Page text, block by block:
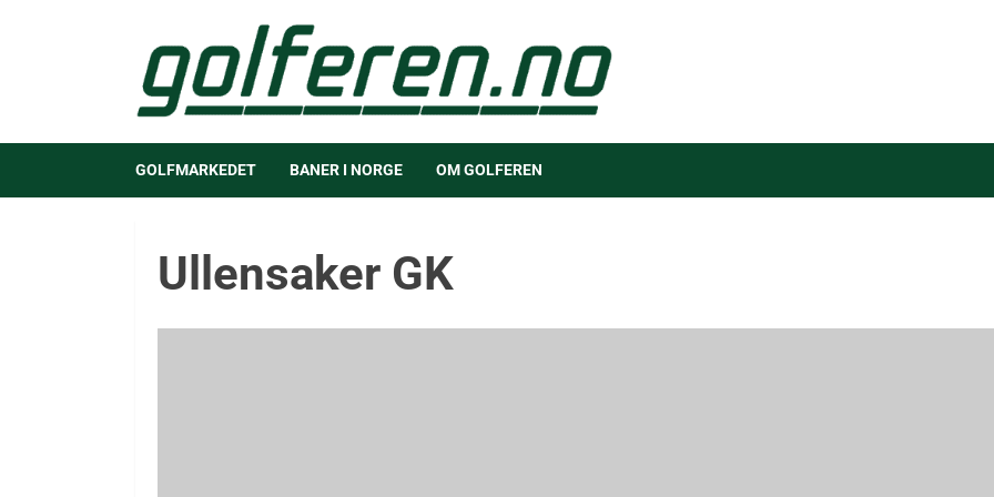
GOLFMARKEDET BANER I NORGE OM GOLFEREN
Ullensaker GK